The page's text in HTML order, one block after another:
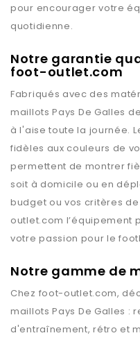
pour encourager votre
quotidienne.
Notre garantie
foot-outlet.com
Fabriqués avec des
maillotsPays De Galles de
à l'aise toute la journée.
fidèles aux couleurs de
permettent de montrer
soit à domicile ou en
budget ou vos critères
outlet.com l’équipement
votre passion pour le
Notre gamme de
Chez foot-outlet.com,
maillotsPays De Galles :
d'entraînement, rétro et